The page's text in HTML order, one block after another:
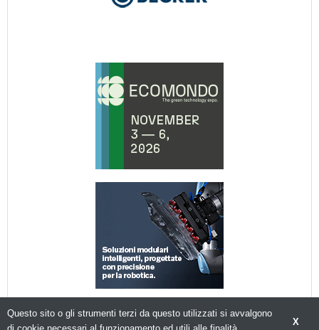
X
Questo sito o gli strumenti terzi da questo utilizzati si avvalgono